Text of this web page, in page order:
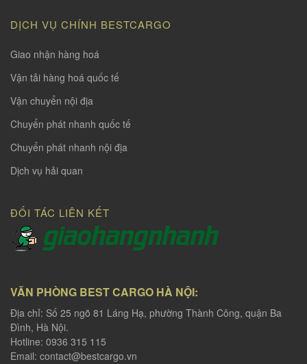
DỊCH VỤ CHÍNH BESTCARGO
Giao nhận hàng hoá
Vận tải hàng hoá quốc tế
Vận chuyển nội địa
Chuyển phát nhanh quốc tế
Chuyển phát nhanh nội địa
Dịch vụ hải quan
ĐỐI TÁC LIÊN KẾT
VĂN PHÒNG BEST CARGO HÀ NỘI:
Địa chỉ: Số 25 ngõ 81 Láng Hạ, phường Thành Công, quận Ba
Đình, Hà Nội.
Hotline: 0936 315 115
Email: contact@bestcargo.vn